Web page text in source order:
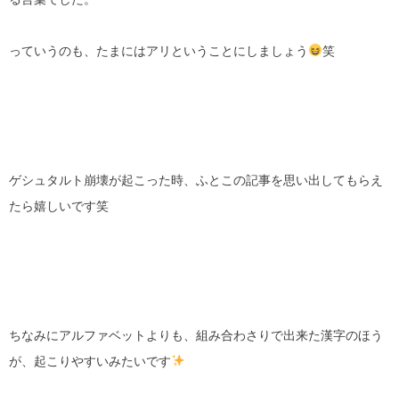
っていうのも、たまにはアリということにしましょう 笑
ゲシュタルト崩壊が起こった時、ふとこの記事を思い出してもらえ
たら嬉しいです笑
ちなみにアルファベットよりも、組み合わさりで出来た漢字のほう
が、起こりやすいみたいです